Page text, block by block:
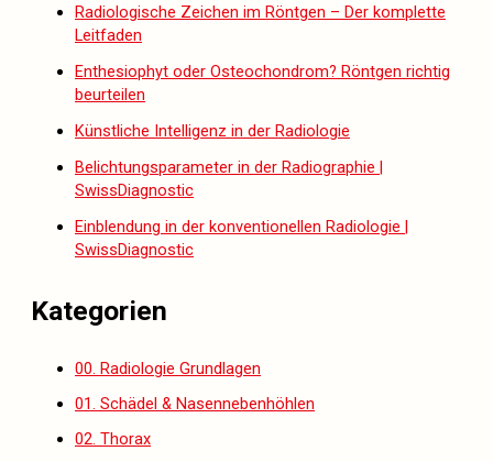
Radiologische Zeichen im Röntgen – Der komplette
Leitfaden
Enthesiophyt oder Osteochondrom? Röntgen richtig
beurteilen
Künstliche Intelligenz in der Radiologie
Belichtungsparameter in der Radiographie |
SwissDiagnostic
Einblendung in der konventionellen Radiologie |
SwissDiagnostic
Kategorien
00. Radiologie Grundlagen
01. Schädel & Nasennebenhöhlen
02. Thorax